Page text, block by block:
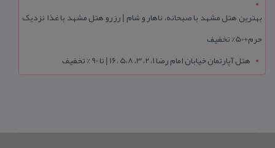
بهترین هتل مشهد با صبحانه، ناهار و شام | رزرو هتل مشهد با غذا نزدیک
حرم+50% تخفیف
هتل آپارتمان خیابان امام رضا 1، 2، 3، 5،8 ،16 | تا 90 % تخفیف